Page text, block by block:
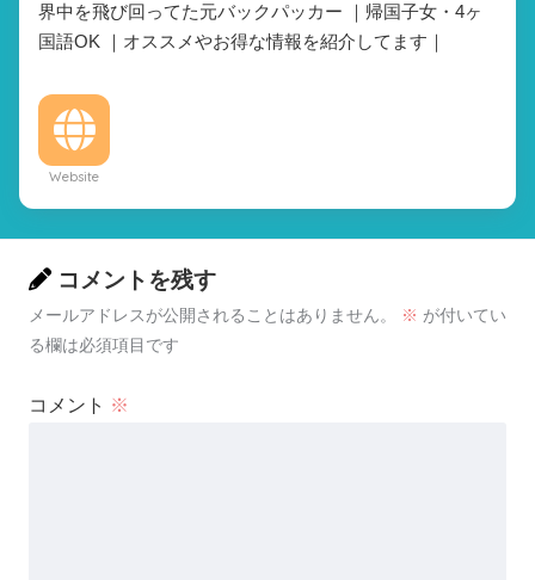
界中を飛び回ってた元バックパッカー ｜帰国子女・4ヶ
国語OK ｜オススメやお得な情報を紹介してます｜
Website
コメントを残す
メールアドレスが公開されることはありません。 ※ が付いてい
る欄は必須項目です
コメント ※